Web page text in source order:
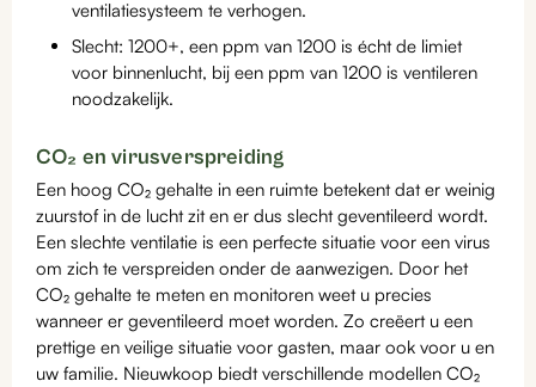
ventilatiesysteem te verhogen.
Slecht: 1200+, een ppm van 1200 is écht de limiet
voor binnenlucht, bij een ppm van 1200 is ventileren
noodzakelijk.
CO₂ en virusverspreiding
Een hoog CO₂ gehalte in een ruimte betekent dat er weinig
zuurstof in de lucht zit en er dus slecht geventileerd wordt.
Een slechte ventilatie is een perfecte situatie voor een virus
om zich te verspreiden onder de aanwezigen. Door het
CO₂ gehalte te meten en monitoren weet u precies
wanneer er geventileerd moet worden. Zo creëert u een
prettige en veilige situatie voor gasten, maar ook voor u en
uw familie. Nieuwkoop biedt verschillende modellen CO₂